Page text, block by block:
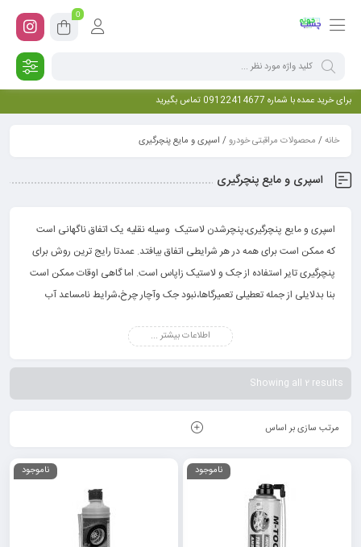
0
برای خرید عمده با شماره 09122414677 تماس بگیرید
خانه/ محصولات مراقبتی خودرو/ اسپری و مایع پنچرگیری
اسپری و مایع پنچرگیری
اسپری و مایع پنچرگیری،پنچرشدن لاستیک وسیله نقلیه یک اتفاق ناگهانی است
که ممکن است برای همه در هر شرایطی اتفاق بیافتد. عمدتا رایج ترین روش برای
پنچرگیری تایر استفاده از جک و لاستیک زاپاس است. اما گاهی اوقات ممکن است
بنا بدلایلی از جمله تعطیلی تعمیرگاها،نبود جک وآچار چرخ،شرایط نامساعد آب
در این شرایط می توانیم از اسپری پنچرگیری تایر ام طوسی که ساده ترین و
اطلاعات بیشتر ...
Showing all 2 results
مرتب سازی بر اساس
ناموجود ناموجود